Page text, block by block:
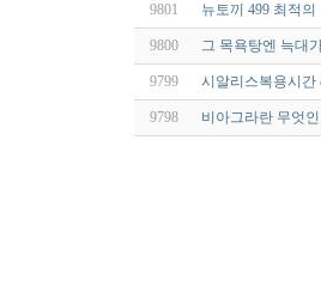
9801 뉴토끼 499 최적
9800 그 목욕탕엔 늑대
9799 시­알리스복용시
9798 비아그라란 무엇